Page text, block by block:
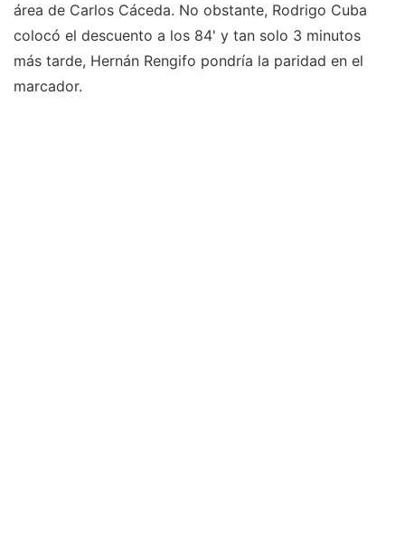
área de Carlos Cáceda. No obstante, Rodrigo Cuba
colocó el descuento a los 84' y tan solo 3 minutos
más tarde, Hernán Rengifo pondría la paridad en el
marcador.